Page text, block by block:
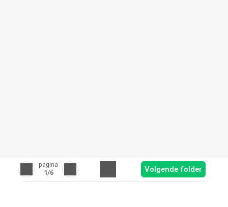
pagina
1/6 Volgende folder